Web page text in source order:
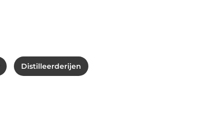
Distilleerderijen